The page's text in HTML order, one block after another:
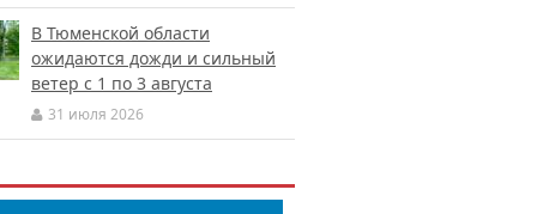
В Тюменской области
ожидаются дожди и сильный
ветер с 1 по 3 августа
31 июля 2026